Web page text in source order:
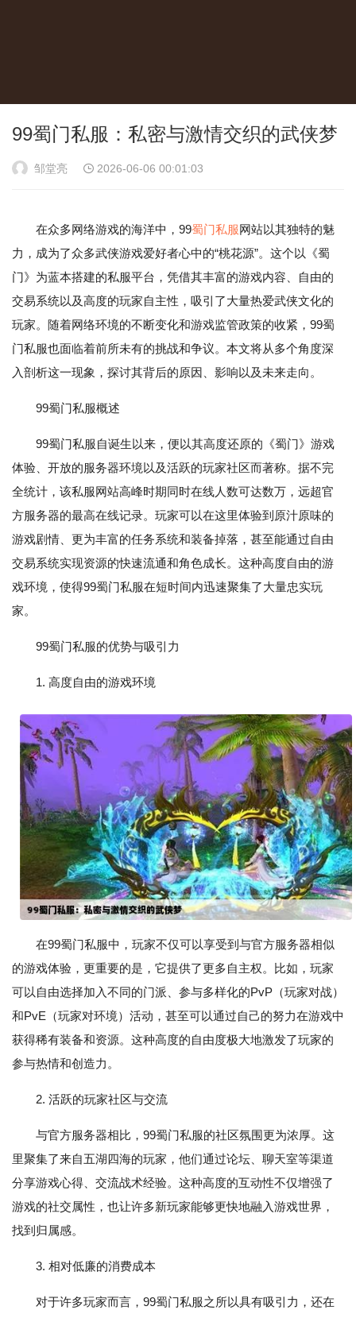
99蜀门私服：私密与激情交织的武侠梦
邹堂亮 2026-06-06 00:01:03
在众多网络游戏的海洋中，99蜀门私服网站以其独特的魅
力，成为了众多武侠游戏爱好者心中的“桃花源”。这个以《蜀
门》为蓝本搭建的私服平台，凭借其丰富的游戏内容、自由的
交易系统以及高度的玩家自主性，吸引了大量热爱武侠文化的
玩家。随着网络环境的不断变化和游戏监管政策的收紧，99蜀
门私服也面临着前所未有的挑战和争议。本文将从多个角度深
入剖析这一现象，探讨其背后的原因、影响以及未来走向。
99蜀门私服概述
99蜀门私服自诞生以来，便以其高度还原的《蜀门》游戏
体验、开放的服务器环境以及活跃的玩家社区而著称。据不完
全统计，该私服网站高峰时期同时在线人数可达数万，远超官
方服务器的最高在线记录。玩家可以在这里体验到原汁原味的
游戏剧情、更为丰富的任务系统和装备掉落，甚至能通过自由
交易系统实现资源的快速流通和角色成长。这种高度自由的游
戏环境，使得99蜀门私服在短时间内迅速聚集了大量忠实玩
家。
99蜀门私服的优势与吸引力
1. 高度自由的游戏环境
在99蜀门私服中，玩家不仅可以享受到与官方服务器相似
的游戏体验，更重要的是，它提供了更多自主权。比如，玩家
可以自由选择加入不同的门派、参与多样化的PvP（玩家对战）
和PvE（玩家对环境）活动，甚至可以通过自己的努力在游戏中
获得稀有装备和资源。这种高度的自由度极大地激发了玩家的
参与热情和创造力。
2. 活跃的玩家社区与交流
与官方服务器相比，99蜀门私服的社区氛围更为浓厚。这
里聚集了来自五湖四海的玩家，他们通过论坛、聊天室等渠道
分享游戏心得、交流战术经验。这种高度的互动性不仅增强了
游戏的社交属性，也让许多新玩家能够更快地融入游戏世界，
找到归属感。
3. 相对低廉的消费成本
对于许多玩家而言，99蜀门私服之所以具有吸引力，还在